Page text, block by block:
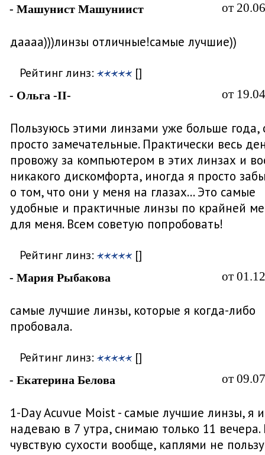
- Машунист Машуниист от
даааа)))линзы отличные!самые лучшие))
Рейтинг линз: []
- Ольга -II- от
Пользуюсь этими линзами уже больше года,
просто замечательные. Практически весь
провожу за компьютером в этих линзах и
никакого дискомфорта, иногда я просто
о том, что они у меня на глазах... Это самые
удобные и практичные линзы по крайней
для меня. Всем советую попробовать!
Рейтинг линз: []
- Мария Рыбакова от
самые лучшие линзы, которые я когда-либо
пробовала.
Рейтинг линз: []
- Екатерина Белова от
1-Day Acuvue Moist - самые лучшие линзы, я
надеваю в 7 утра, снимаю только 11 вечера.
чувствую сухости вообще, каплями не